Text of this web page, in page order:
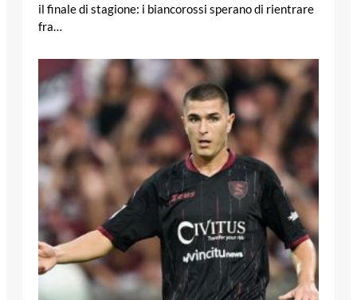
il finale di stagione: i biancorossi sperano di rientrare
fra…